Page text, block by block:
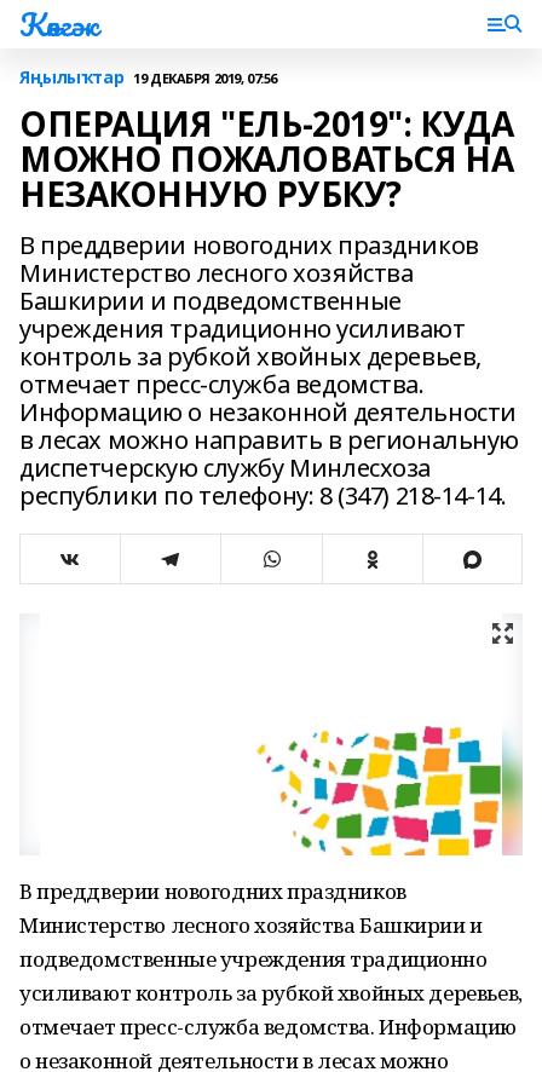
Көнгәк
Яңылыҡтар 19 ДЕКАБРЯ 2019, 07:56
ОПЕРАЦИЯ "ЕЛЬ-2019": КУДА
МОЖНО ПОЖАЛОВАТЬСЯ НА
НЕЗАКОННУЮ РУБКУ?
В преддверии новогодних праздников
Министерство лесного хозяйства
Башкирии и подведомственные
учреждения традиционно усиливают
контроль за рубкой хвойных деревьев,
отмечает пресс-служба ведомства.
Информацию о незаконной деятельности
в лесах можно направить в региональную
диспетчерскую службу Минлесхоза
республики по телефону: 8 (347) 218-14-14.
В преддверии новогодних праздников
Министерство лесного хозяйства Башкирии и
подведомственные учреждения традиционно
усиливают контроль за рубкой хвойных деревьев,
отмечает пресс-служба ведомства. Информацию
о незаконной деятельности в лесах можно